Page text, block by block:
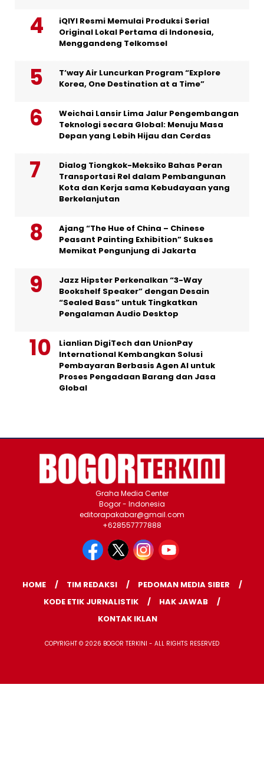
iQIYI Resmi Memulai Produksi Serial
Original Lokal Pertama di Indonesia,
Menggandeng Telkomsel
T’way Air Luncurkan Program “Explore
Korea, One Destination at a Time”
Weichai Lansir Lima Jalur Pengembangan
Teknologi secara Global: Menuju Masa
Depan yang Lebih Hijau dan Cerdas
Dialog Tiongkok-Meksiko Bahas Peran
Transportasi Rel dalam Pembangunan
Kota dan Kerja sama Kebudayaan yang
Berkelanjutan
Ajang “The Hue of China – Chinese
Peasant Painting Exhibition” Sukses
Memikat Pengunjung di Jakarta
Jazz Hipster Perkenalkan “3-Way
Bookshelf Speaker” dengan Desain
“Sealed Bass” untuk Tingkatkan
Pengalaman Audio Desktop
Lianlian DigiTech dan UnionPay
International Kembangkan Solusi
Pembayaran Berbasis Agen AI untuk
Proses Pengadaan Barang dan Jasa
Global
Graha Media Center
Bogor - Indonesia
editorapakabar@gmail.com
+628557777888
HOME TIM REDAKSI
PEDOMAN MEDIA SIBER
KODE ETIK JURNALISTIK
HAK JAWAB
KONTAK IKLAN
COPYRIGHT © 2026 BOGOR TERKINI - ALL RIGHTS RESERVED